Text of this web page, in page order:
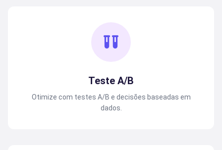
Teste A/B
Otimize com testes A/B e decisões baseadas em
dados.